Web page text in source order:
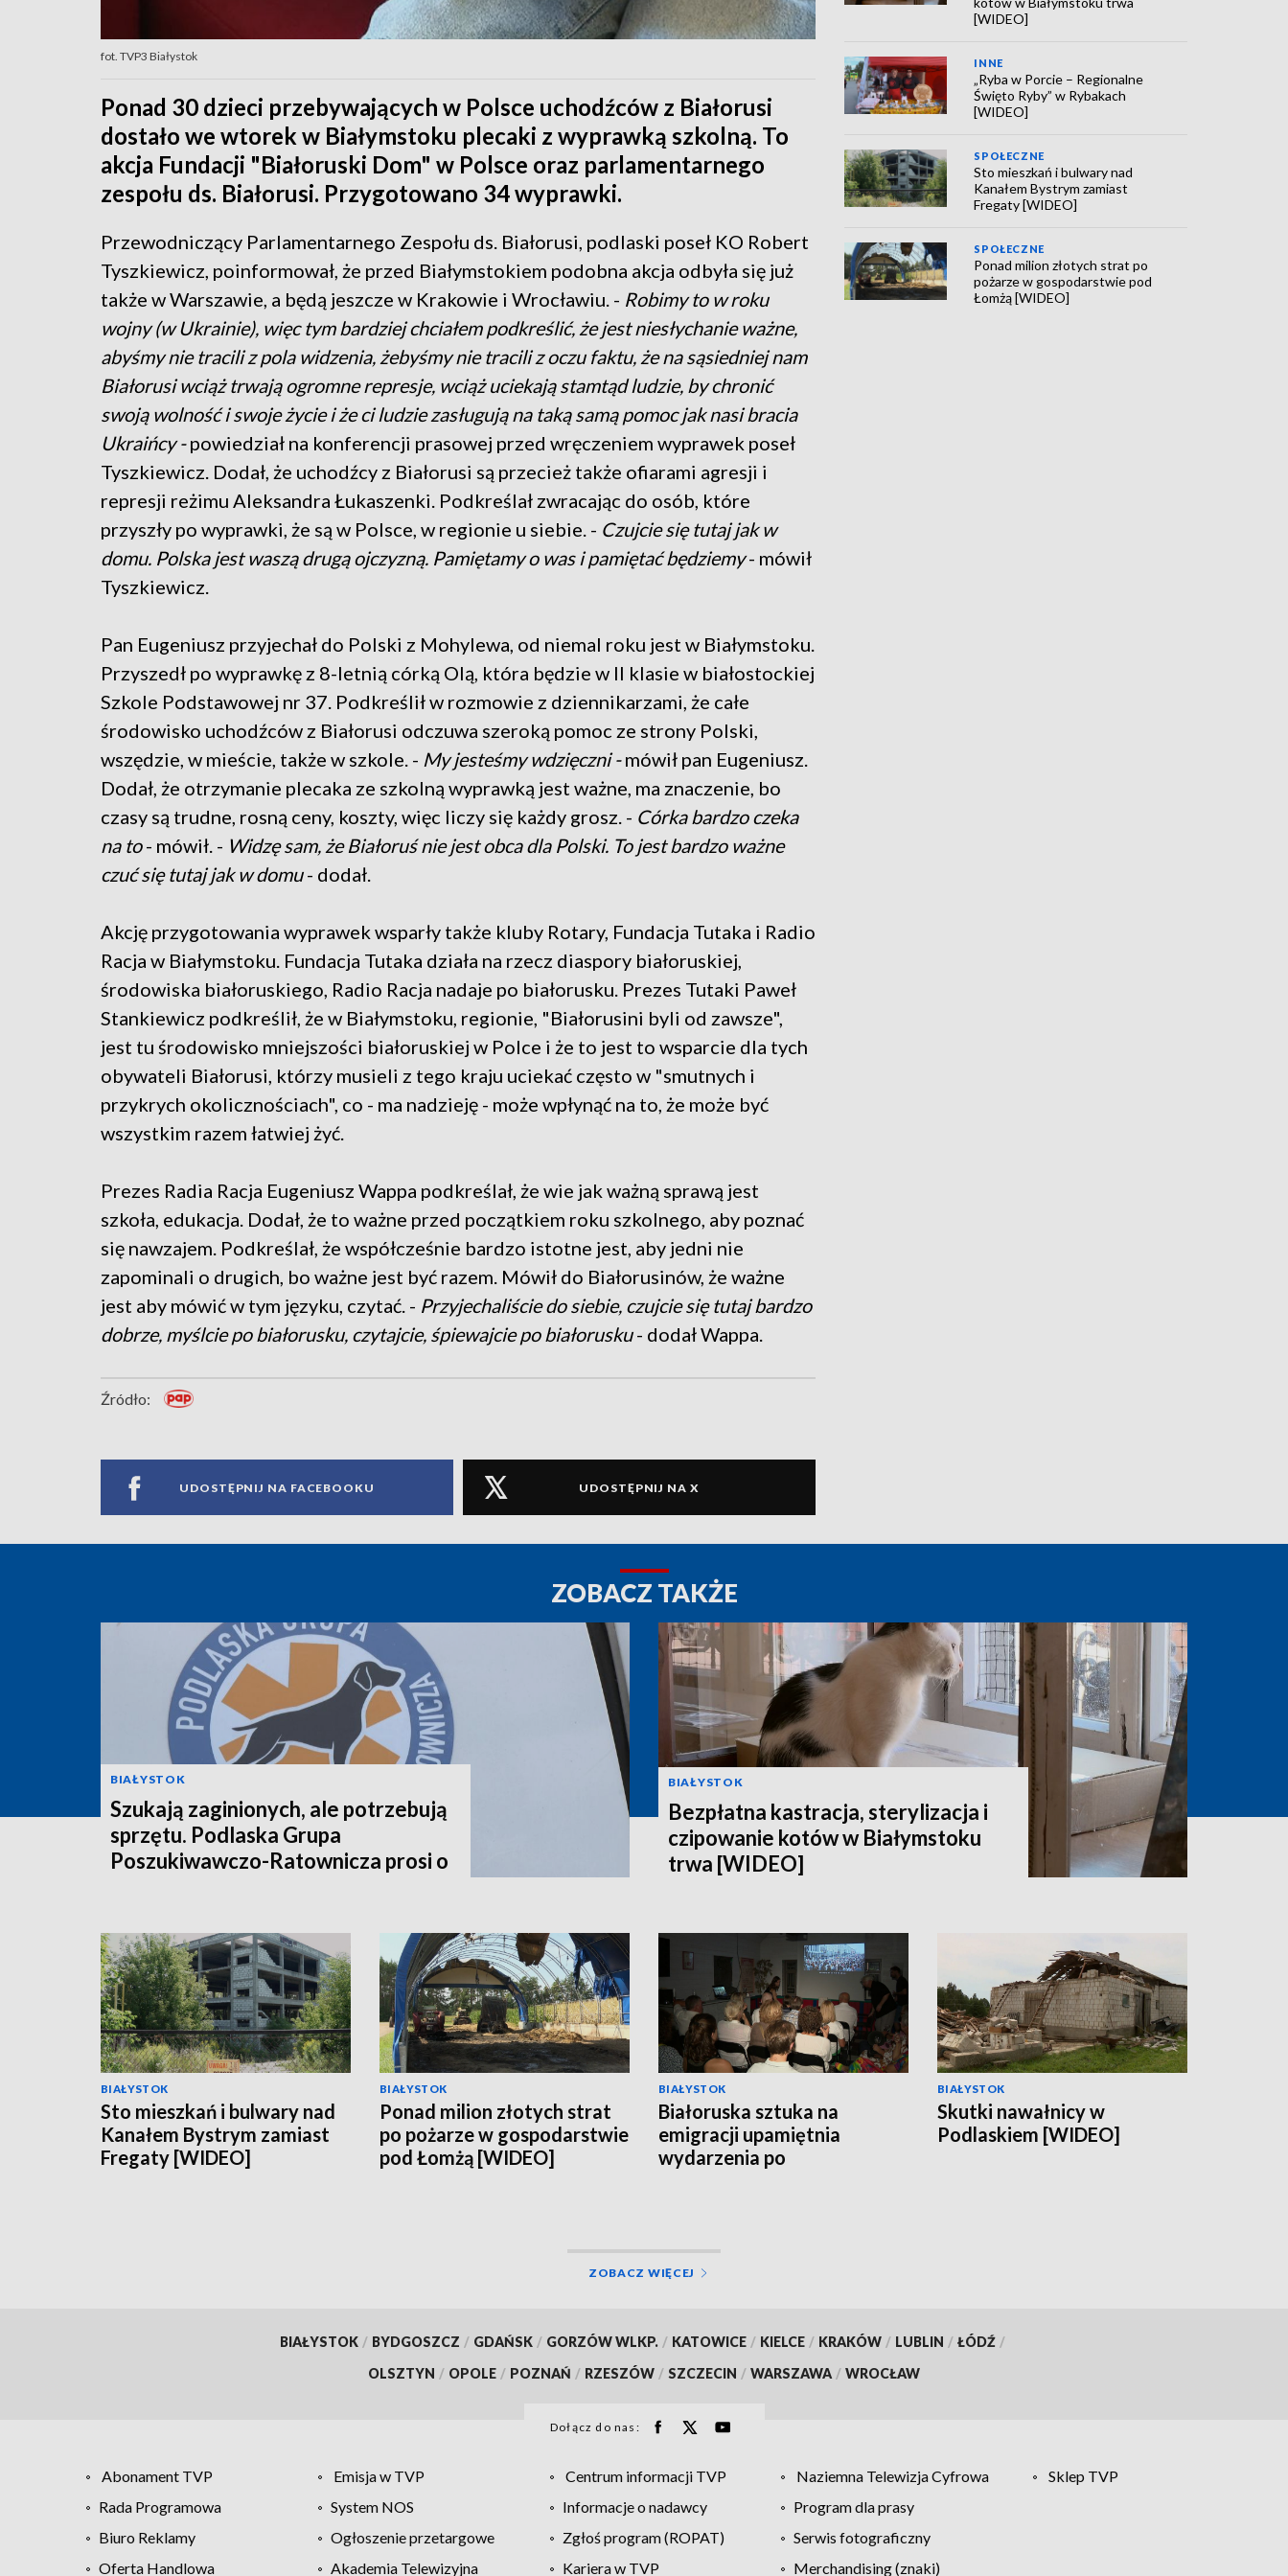
fot. TVP3 Białystok
Ponad 30 dzieci przebywających w Polsce uchodźców z Białorusi
dostało we wtorek w Białymstoku plecaki z wyprawką szkolną. To
akcja Fundacji "Białoruski Dom" w Polsce oraz parlamentarnego
zespołu ds. Białorusi. Przygotowano 34 wyprawki.
Przewodniczący Parlamentarnego Zespołu ds. Białorusi, podlaski poseł KO Robert
Tyszkiewicz, poinformował, że przed Białymstokiem podobna akcja odbyła się już
także w Warszawie, a będą jeszcze w Krakowie i Wrocławiu. - Robimy to w roku
wojny (w Ukrainie), więc tym bardziej chciałem podkreślić, że jest niesłychanie ważne,
abyśmy nie tracili z pola widzenia, żebyśmy nie tracili z oczu faktu, że na sąsiedniej nam
Białorusi wciąż trwają ogromne represje, wciąż uciekają stamtąd ludzie, by chronić
swoją wolność i swoje życie i że ci ludzie zasługują na taką samą pomoc jak nasi bracia
Ukraińcy -powiedział na konferencji prasowej przed wręczeniem wyprawek poseł
Tyszkiewicz. Dodał, że uchodźcy z Białorusi są przecież także ofiarami agresji i
represji reżimu Aleksandra Łukaszenki. Podkreślał zwracając do osób, które
przyszły po wyprawki, że są w Polsce, w regionie u siebie. - Czujcie się tutaj jak w
domu. Polska jest waszą drugą ojczyzną. Pamiętamy o was i pamiętać będziemy- mówił
Tyszkiewicz.
Pan Eugeniusz przyjechał do Polski z Mohylewa, od niemal roku jest w Białymstoku.
Przyszedł po wyprawkę z 8-letnią córką Olą, która będzie w II klasie w białostockiej
Szkole Podstawowej nr 37. Podkreślił w rozmowie z dziennikarzami, że całe
środowisko uchodźców z Białorusi odczuwa szeroką pomoc ze strony Polski,
wszędzie, w mieście, także w szkole. - My jesteśmy wdzięczni -mówił pan Eugeniusz.
Dodał, że otrzymanie plecaka ze szkolną wyprawką jest ważne, ma znaczenie, bo
czasy są trudne, rosną ceny, koszty, więc liczy się każdy grosz. - Córka bardzo czeka
na to- mówił. - Widzę sam, że Białoruś nie jest obca dla Polski. To jest bardzo ważne
czuć się tutaj jak w domu- dodał.
Akcję przygotowania wyprawek wsparły także kluby Rotary, Fundacja Tutaka i Radio
Racja w Białymstoku. Fundacja Tutaka działa na rzecz diaspory białoruskiej,
środowiska białoruskiego, Radio Racja nadaje po białorusku. Prezes Tutaki Paweł
Stankiewicz podkreślił, że w Białymstoku, regionie, "Białorusini byli od zawsze",
jest tu środowisko mniejszości białoruskiej w Polce i że to jest to wsparcie dla tych
obywateli Białorusi, którzy musieli z tego kraju uciekać często w "smutnych i
przykrych okolicznościach", co - ma nadzieję - może wpłynąć na to, że może być
wszystkim razem łatwiej żyć.
Prezes Radia Racja Eugeniusz Wappa podkreślał, że wie jak ważną sprawą jest
szkoła, edukacja. Dodał, że to ważne przed początkiem roku szkolnego, aby poznać
się nawzajem. Podkreślał, że współcześnie bardzo istotne jest, aby jedni nie
zapominali o drugich, bo ważne jest być razem. Mówił do Białorusinów, że ważne
jest aby mówić w tym języku, czytać. - Przyjechaliście do siebie, czujcie się tutaj bardzo
dobrze, myślcie po białorusku, czytajcie, śpiewajcie po białorusku- dodał Wappa.
Źródło:
UDOSTĘPNIJ NA FACEBOOKU UDOSTĘPNIJ NA X
[WIDEO]
INNE
„Ryba w Porcie – Regionalne
Święto Ryby” w Rybakach
[WIDEO]
SPOŁECZNE
Sto mieszkań i bulwary nad
Kanałem Bystrym zamiast
Fregaty [WIDEO]
SPOŁECZNE
Ponad milion złotych strat po
pożarze w gospodarstwie pod
Łomżą [WIDEO]
ZOBACZ TAKŻE
BIAŁYSTOK
Szukają zaginionych, ale potrzebują
sprzętu. Podlaska Grupa
Poszukiwawczo-Ratownicza prosi o
BIAŁYSTOK
Bezpłatna kastracja, sterylizacja i
czipowanie kotów w Białymstoku
trwa [WIDEO]
BIAŁYSTOK
Sto mieszkań i bulwary nad
Kanałem Bystrym zamiast
Fregaty [WIDEO]
BIAŁYSTOK
Ponad milion złotych strat
po pożarze w gospodarstwie
pod Łomżą [WIDEO]
BIAŁYSTOK
Białoruska sztuka na
emigracji upamiętnia
wydarzenia po
BIAŁYSTOK
Skutki nawałnicy w
Podlaskiem [WIDEO]
ZOBACZ WIĘCEJ
BIAŁYSTOK / BYDGOSZCZ / GDAŃSK / GORZÓW WLKP. / KATOWICE / KIELCE / KRAKÓW / LUBLIN / ŁÓDŹ /
OLSZTYN / OPOLE / POZNAŃ / RZESZÓW / SZCZECIN / WARSZAWA / WROCŁAW
Dołącz do nas:
Abonament TVP Emisja w TVP Centrum informacji TVP Naziemna Telewizja Cyfrowa
Sklep TVP
Rada Programowa
System NOS Informacje o nadawcy
Program dla prasy
Biuro Reklamy
Ogłoszenie przetargowe Zgłoś program (ROPAT)
Serwis fotograficzny
Oferta Handlowa
Akademia Telewizyjna Kariera w TVP Merchandising (znaki)